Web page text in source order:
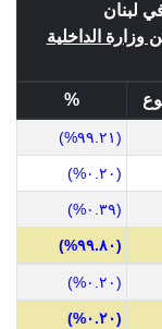
لبنان
وزارة الداخلية
%
(٩٩.٢١%)
(٠.٢٠%)
(٠.٣٩%)
(٩٩.٨٠%)
(٠.٢٠%)
(٠.٢٠%)